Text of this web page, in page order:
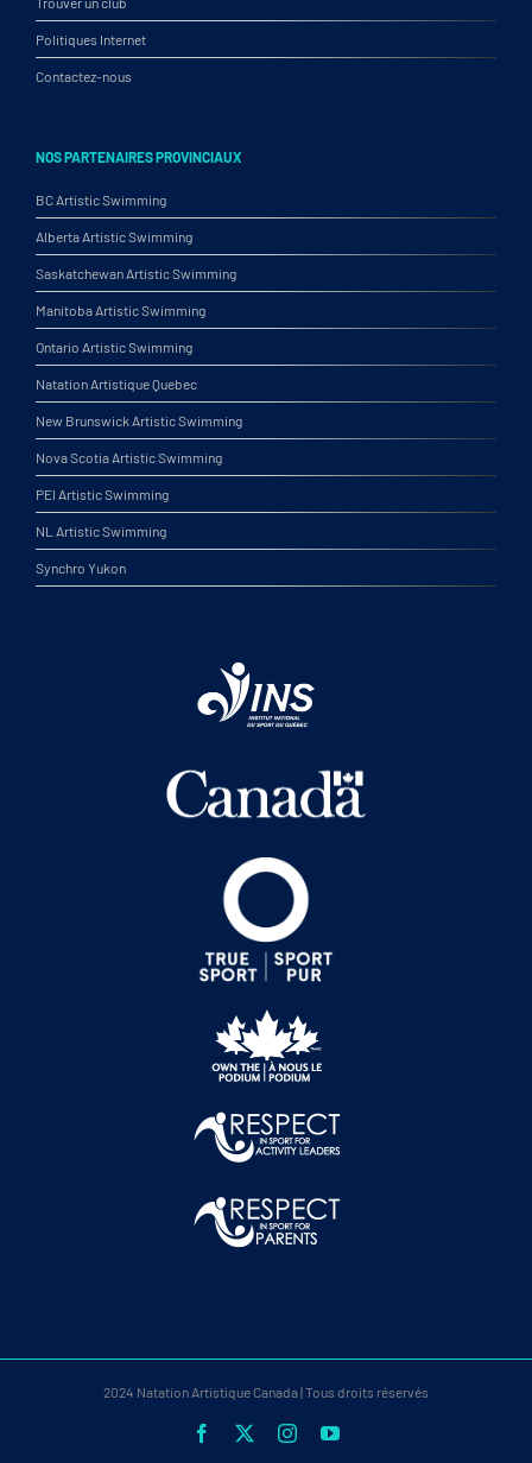
Politiques Internet
Contactez-nous
NOS PARTENAIRES PROVINCIAUX
BC Artistic Swimming
Alberta Artistic Swimming
Saskatchewan Artistic Swimming
Manitoba Artistic Swimming
Ontario Artistic Swimming
Natation Artistique Quebec
New Brunswick Artistic Swimming
Nova Scotia Artistic Swimming
PEI Artistic Swimming
NL Artistic Swimming
Synchro Yukon
2024 Natation Artistique Canada | Tous droits réservés
Facebook InstagramYouTube